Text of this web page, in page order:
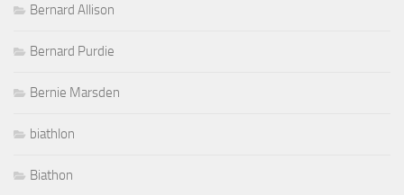
Bernard Allison
Bernard Purdie
Bernie Marsden
biathlon
Biathon